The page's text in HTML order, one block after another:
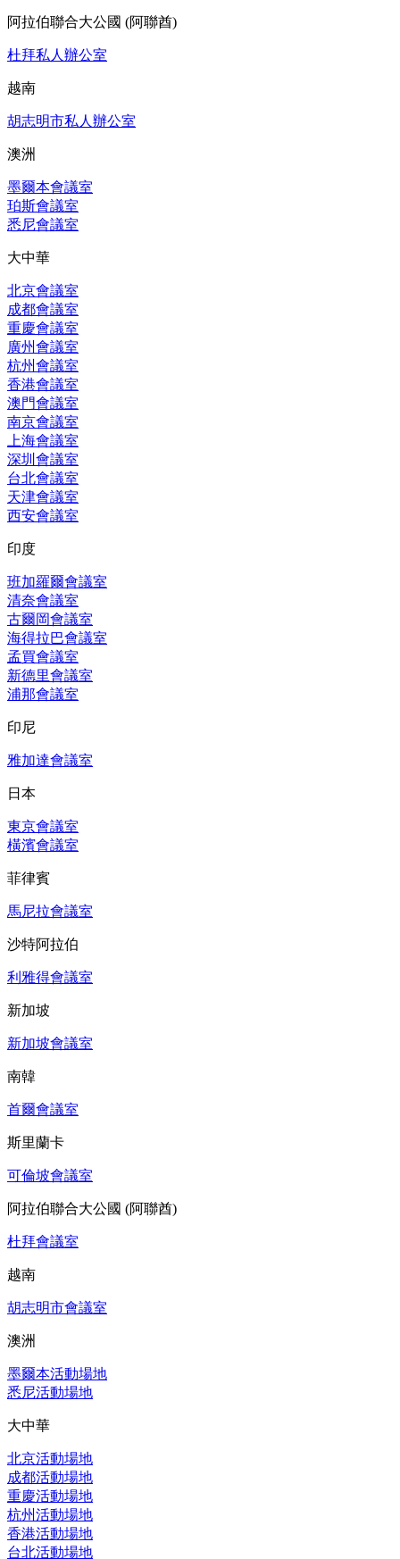
阿拉伯聯合大公國 (阿聯酋)
杜拜私人辦公室
越南
胡志明市私人辦公室
澳洲
墨爾本會議室
珀斯會議室
悉尼會議室
大中華
北京會議室
成都會議室
重慶會議室
廣州會議室
杭州會議室
香港會議室
澳門會議室
南京會議室
上海會議室
深圳會議室
台北會議室
天津會議室
西安會議室
印度
班加羅爾會議室
清奈會議室
古爾岡會議室
海得拉巴會議室
孟買會議室
新德里會議室
浦那會議室
印尼
雅加達會議室
日本
東京會議室
橫濱會議室
菲律賓
馬尼拉會議室
沙特阿拉伯
利雅得會議室
新加坡
新加坡會議室
南韓
首爾會議室
斯里蘭卡
可倫坡會議室
阿拉伯聯合大公國 (阿聯酋)
杜拜會議室
越南
胡志明市會議室
澳洲
墨爾本活動場地
悉尼活動場地
大中華
北京活動場地
成都活動場地
重慶活動場地
杭州活動場地
香港活動場地
台北活動場地